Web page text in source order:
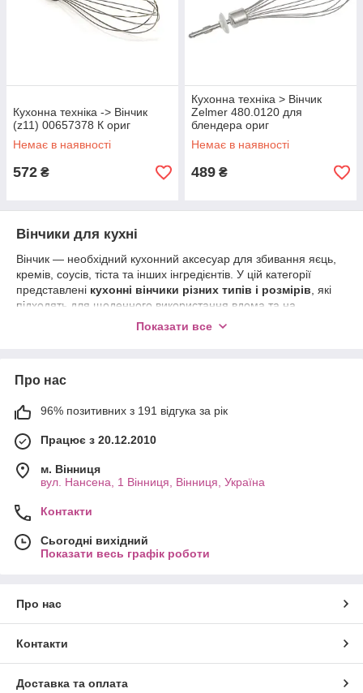
Кухонна техніка -> Вінчик
(z11) 00657378 К ориг
Немає в наявності
572 ₴
Кухонна техніка > Вінчик
Zelmer 480.0120 для
блендера ориг
Немає в наявності
489 ₴
Вінчики для кухні
Вінчик — необхідний кухонний аксесуар для збивання яєць,
кремів, соусів, тіста та інших інгредієнтів. У цій категорії
представлені кухонні вінчики різних типів і розмірів , які
підходять для щоденного використання вдома та на
використанні, не деформуються та безпечні для
антипригарного посуду. Ергономічна ручка забезпечує
комфортний хват і ефективне збивання без зайвих зусиль.
якісні та довговічні матеріали
легкий догляд, можна мити в посудомийній машині
підходять для різних видів посуду
оптимальне співвідношення ціни та якості
Актуальний асортимент, детальні описи та швидка доставка
по всій Україні роблять вибір максимально зручним.
Показати все
Про нас
96% позитивних з 191 відгука за рік
Працює з 20.12.2010
м. Вінниця
вул. Нансена, 1 Вінниця, Вінниця, Україна
Контакти
Сьогодні вихідний
Показати весь графік роботи
Про нас
Контакти
Доставка та оплата